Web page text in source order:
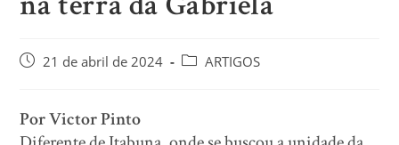
21 de abril de 2024 ARTIGOS
Por Victor Pinto